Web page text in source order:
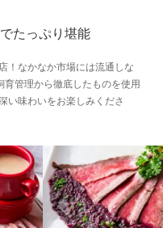
たっぷり堪能
！なかなか市場には流通しな
管理から徹底したものを使用
い味わいをお楽しみくださ